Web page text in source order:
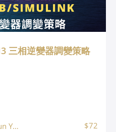
三相逆變器調變策略
Dr. Jack Yeh (Chih Chun Yeh, 葉志鈞) $72